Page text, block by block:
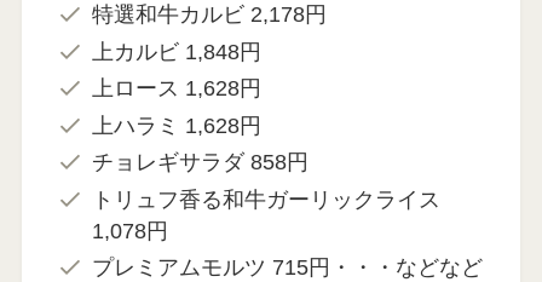
特選和牛カルビ 2,178円
上カルビ 1,848円
上ロース 1,628円
上ハラミ 1,628円
チョレギサラダ 858円
トリュフ香る和牛ガーリックライス
1,078円
プレミアムモルツ 715円・・・などなど